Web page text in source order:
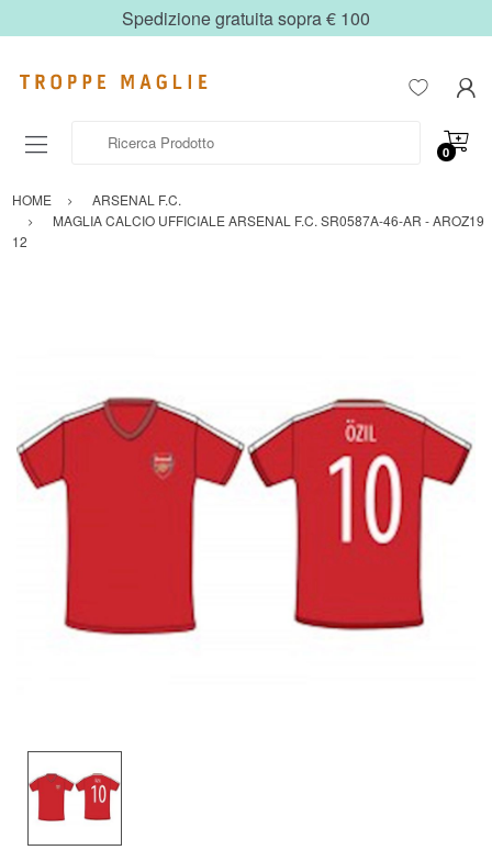
Spedizione gratuita sopra € 100
0
HOME
ARSENAL F.C.
MAGLIA CALCIO UFFICIALE ARSENAL F.C. SR0587A-46-AR - AROZ19
12